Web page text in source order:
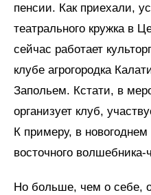
пенсии. Как приехали,
театрального кружка в
сейчас работает
клубе агрогородка
Запольем. Кстати, в
организует клуб,
К примеру, в
восточного волшебника-
Но больше, чем о себе,